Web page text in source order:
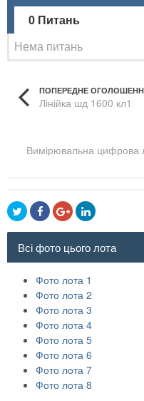
0 Питань
Нема питань
ПОПЕРЕДНЕ
Лінійка шд 1600 кл1
Вимірювальна цифрова
Всі фото цього лота
Фото лота 1
Фото лота 2
Фото лота 3
Фото лота 4
Фото лота 5
Фото лота 6
Фото лота 7
Фото лота 8